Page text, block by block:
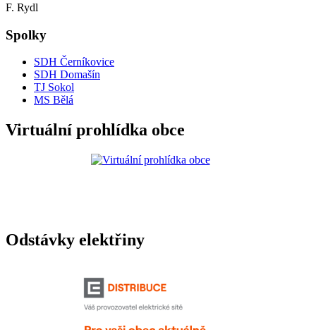
F. Rydl
Spolky
SDH Černíkovice
SDH Domašín
TJ Sokol
MS Bělá
Virtuální prohlídka obce
Odstávky elektřiny